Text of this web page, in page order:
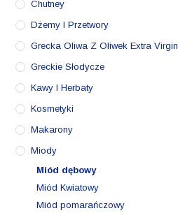
Chutney
Dżemy I Przetwory
Grecka Oliwa Z Oliwek Extra Virgin
Greckie Słodycze
Kawy I Herbaty
Kosmetyki
Makarony
Miody
Miód dębowy
Miód Kwiatowy
Miód pomarańczowy